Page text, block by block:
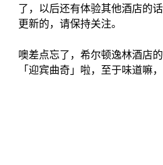
了，以后还有体验其他酒店的
更新的，请保持关注。
噢差点忘了，希尔顿逸林酒店
「迎宾曲奇」啦，至于味道嘛